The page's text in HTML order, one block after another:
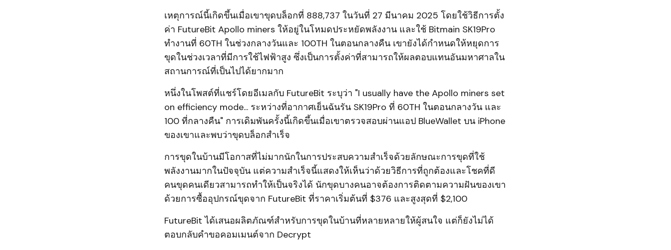
เหตุการณ์นี้เกิดขึ้นเมื่อเขาขุดบล็อกที่ 888,737 ในวันที่ 27 มีนาคม 2025 โดยใช้วิธีการตั้ง
ค่า FutureBit Apollo miners ให้อยู่ในโหมดประหยัดพลังงาน และใช้ Bitmain SK19Pro
ทำงานที่ 60TH ในช่วงกลางวันและ 100TH ในตอนกลางคืน เขายังได้กำหนดให้หยุดการ
ขุดในช่วงเวลาที่มีการใช้ไฟฟ้าสูง ซึ่งเป็นการตั้งค่าที่สามารถให้ผลตอบแทนอันมหาศาลใน
สถานการณ์ที่เป็นไปได้ยากมาก
หนึ่งในโพสต์ที่แชร์โดยอีเมลกับ FutureBit ระบุว่า "I usually have the Apollo miners set
on efficiency mode... ระหว่างที่อากาศเย็นฉันรัน SK19Pro ที่ 60TH ในตอนกลางวัน และ
100 ที่กลางคืน" การเดิมพันครั้งนี้เกิดขึ้นเมื่อเขาตรวจสอบผ่านแอป BlueWallet บน iPhone
ของเขาและพบว่าขุดบล็อกสำเร็จ
การขุดในบ้านมีโอกาสที่ไม่มากนักในการประสบความสำเร็จด้วยลักษณะการขุดที่ใช้
พลังงานมากในปัจจุบัน แต่ความสำเร็จนี้แสดงให้เห็นว่าด้วยวิธีการที่ถูกต้องและโชคที่ดี
คนขุดคนเดียวสามารถทำให้เป็นจริงได้ นักขุดบางคนอาจต้องการติดตามความฝันของเขา
ด้วยการซื้ออุปกรณ์ขุดจาก FutureBit ที่ราคาเริ่มต้นที่ $376 และสูงสุดที่ $2,100
FutureBit ได้เสนอผลิตภัณฑ์สำหรับการขุดในบ้านที่หลายหลายให้ผู้สนใจ แต่ก็ยังไม่ได้
ตอบกลับคำขอคอมเมนต์จาก Decrypt